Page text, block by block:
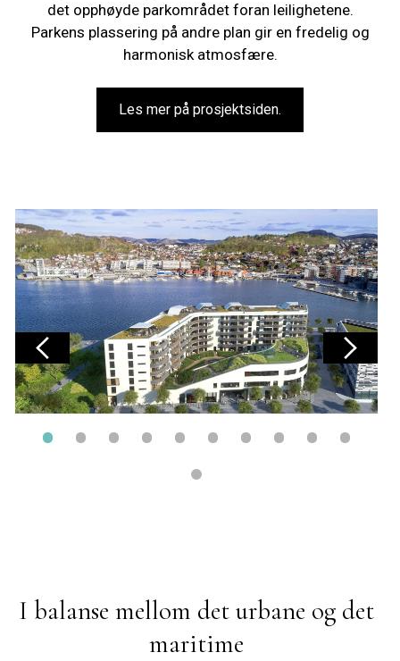
det opphøyde parkområdet foran leilighetene.
Parkens plassering på andre plan gir en fredelig og
harmonisk atmosfære.
Les mer på prosjektsiden.
I balanse mellom det urbane og det
maritime